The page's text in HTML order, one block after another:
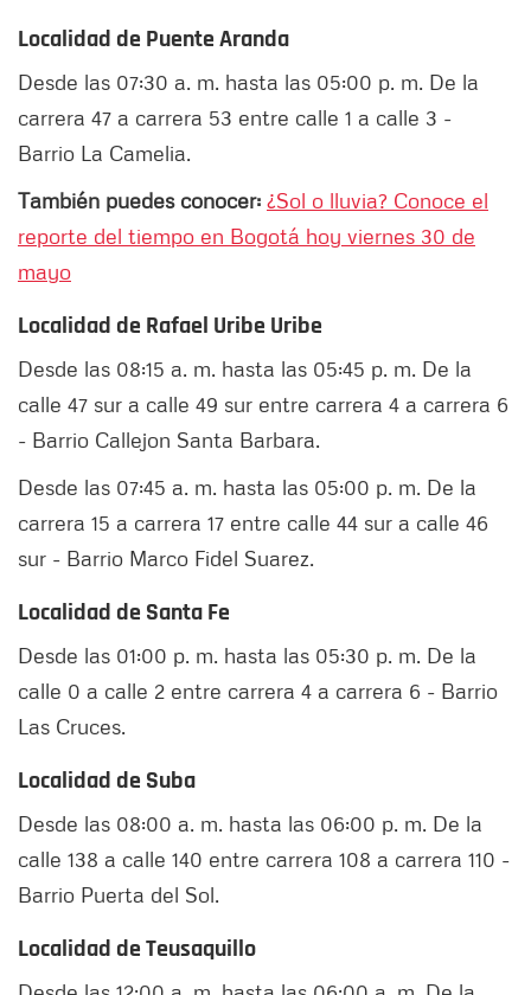
Localidad de Puente Aranda
Desde las 07:30 a. m. hasta las 05:00 p. m. De la
carrera 47 a carrera 53 entre calle 1 a calle 3 -
Barrio La Camelia.
También puedes conocer: ¿Sol o lluvia? Conoce el
reporte del tiempo en Bogotá hoy viernes 30 de
mayo
Localidad de Rafael Uribe Uribe
Desde las 08:15 a. m. hasta las 05:45 p. m. De la
calle 47 sur a calle 49 sur entre carrera 4 a carrera 6
- Barrio Callejon Santa Barbara.
Desde las 07:45 a. m. hasta las 05:00 p. m. De la
carrera 15 a carrera 17 entre calle 44 sur a calle 46
sur - Barrio Marco Fidel Suarez.
Localidad de Santa Fe
Desde las 01:00 p. m. hasta las 05:30 p. m. De la
calle 0 a calle 2 entre carrera 4 a carrera 6 - Barrio
Las Cruces.
Localidad de Suba
Desde las 08:00 a. m. hasta las 06:00 p. m. De la
calle 138 a calle 140 entre carrera 108 a carrera 110 -
Barrio Puerta del Sol.
Localidad de Teusaquillo